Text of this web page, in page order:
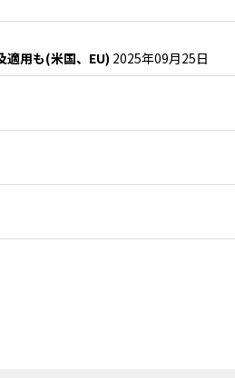
適用も(米国、EU) 2025年09月25日